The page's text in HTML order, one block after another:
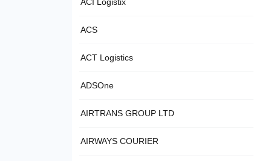
ACS
ACT Logistics
ADSOne
AIRTRANS GROUP LTD
AIRWAYS COURIER